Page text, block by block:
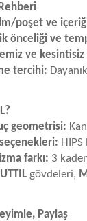
poşet ve
önceliği ve
ve kesintisiz
tercihi:
geometrisi:
farkı: 3
UTTIL gövdeleri,
Paylaş